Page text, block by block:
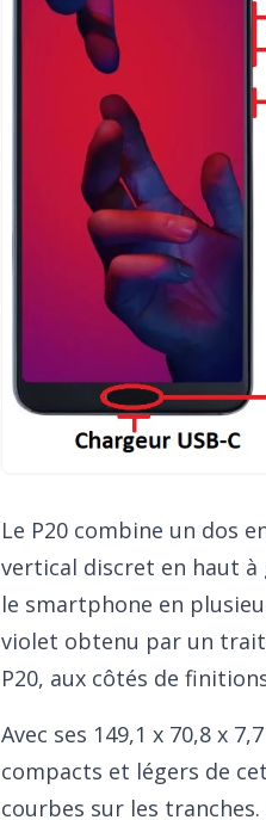
Le P20 combine un dos
vertical discret en haut à
le smartphone en
violet obtenu par un
P20, aux côtés de
Avec ses 149,1 x 70,8 x
compacts et légers de
courbes sur les